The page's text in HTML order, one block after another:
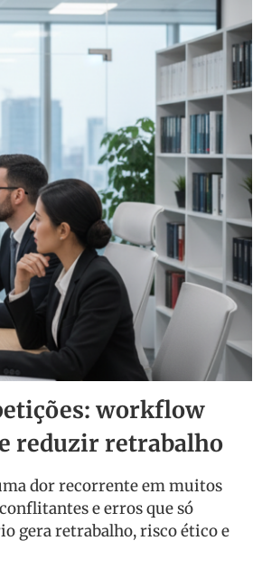
workflow
reduzir retrabalho
dor recorrente em muitos
e erros que só
gera retrabalho, risco ético e